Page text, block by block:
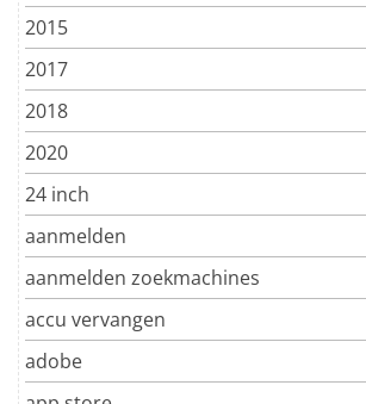
2015
2017
2018
2020
24 inch
aanmelden
aanmelden zoekmachines
accu vervangen
adobe